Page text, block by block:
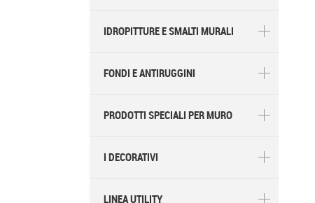
IDROPITTURE E SMALTI MURALI
FONDI E ANTIRUGGINI
PRODOTTI SPECIALI PER MURO
I DECORATIVI
LINEA UTILITY